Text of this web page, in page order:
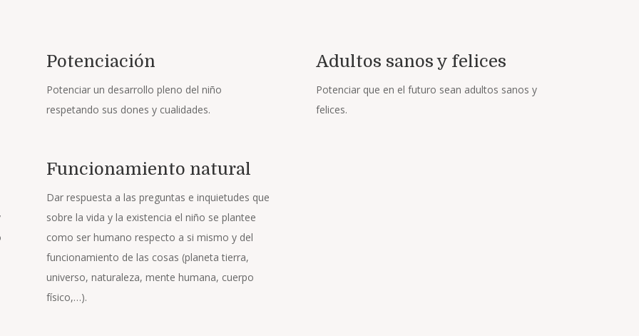
Potenciación
Potenciar un desarrollo pleno del niño
respetando sus dones y cualidades.
Adultos sanos y felices
Potenciar que en el futuro sean adultos sanos y
felices.
Funcionamiento natural
Dar respuesta a las preguntas e inquietudes que
sobre la vida y la existencia el niño se plantee
como ser humano respecto a si mismo y del
funcionamiento de las cosas (planeta tierra,
universo, naturaleza, mente humana, cuerpo
físico,…).